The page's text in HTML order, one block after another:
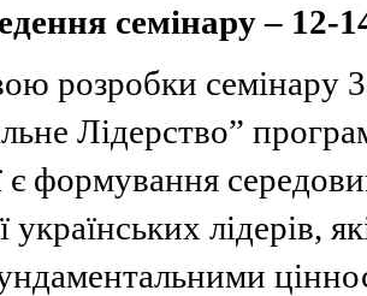
семінару – 12-
розробки семінару
Лідерство”
є формування
українських лідерів,